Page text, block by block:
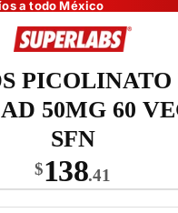
50MG 60
SFN
$138.41